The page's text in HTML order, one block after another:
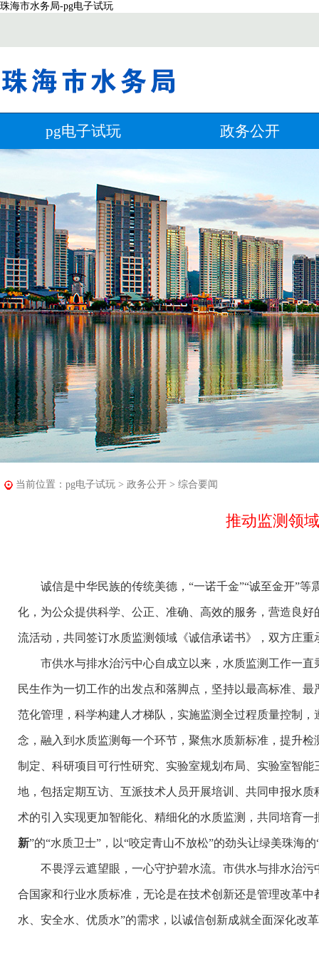
珠海市水务局-pg电子试玩
pg电子试玩 政务公开
当前位置： pg电子试玩 > 政务公开 > 综合要闻
推动监测领
诚信是中华民族的传统美德，“一诺千金”“诚至金开”等
化，为公众提供科学、公正、准确、高效的服务，营造良
流活动，共同签订水质监测领域《诚信承诺书》，双方庄
市供水与排水治污中心自成立以来，水质监测工作一直
民生作为一切工作的出发点和落脚点，坚持以最高标准、
范化管理，科学构建人才梯队，实施监测全过程质量控制
念，融入到水质监测每一个环节，聚焦水质新标准，提升
制定、科研项目可行性研究、实验室规划布局、实验室智
地，包括定期互访、互派技术人员开展培训、共同申报水
术的引入实现更加智能化、精细化的水质监测，共同培育一
新”的“水质卫士”，以“咬定青山不放松”的劲头让绿美珠海
不畏浮云遮望眼，一心守护碧水流。市供水与排水治污
合国家和行业水质标准，无论是在技术创新还是管理改革
水、安全水、优质水”的需求，以诚信创新成就全面深化改